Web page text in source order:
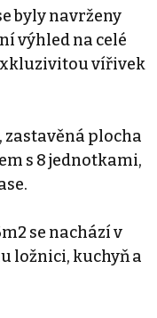
byly navrženy
výhled na celé
vířivek
zastavěná plocha
s 8 jednotkami,
se nachází v
ložnici, kuchyň a